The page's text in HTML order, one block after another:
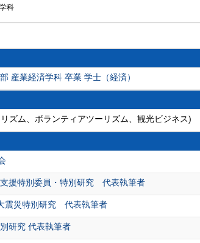
科
産業経済学科 卒業 学士（経済）
ズム、ボランティアツーリズム、観光ビジネス)
援特別委員・特別研究 代表執筆者
震災特別研究 代表執筆者
研究 代表執筆者